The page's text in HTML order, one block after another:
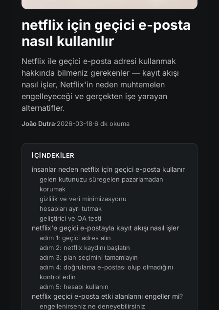
netflix için geçici e-posta
nasıl kullanılır
Netflix ile geçici e-posta adresi kullanmak
hakkında bilmeniz gerekenler — kayıt akışı
nasıl işler, Netflix'in neden muhtemelen
engelleyeceği ve gerçekten işe yarayan
alternatifler.
João Dutra·2026-03-18·6 dk okuma
IÇINDEKILER
insanlar neden netflix için geçici e-posta kullanır
gelen kutunuzu süregelen pazarlamadan
korumak
gizlilik ve veri minimizasyonu
hesapları ayrı tutmak
geliştirici ve QA testi
netflix'e geçici e-postayla kayıt akışı nasıl işler
adım 1: geçici adres alın
adım 2: netflix kaydını başlatın
adım 3: plan seçimini tamamlayın
adım 4: doğrulama e-postası olup olmadığını
kontrol edin
adım 5: hesabı kullanın
netflix geçici e-posta etki alanlarını engeller mi?
engellenirseniz ne deneyebilirsiniz